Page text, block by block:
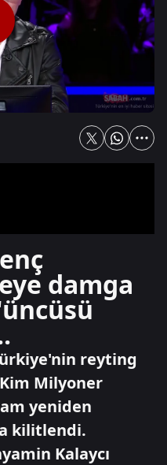
damga
reyting
Milyoner
yeniden
kilitlendi.
Kalaycı